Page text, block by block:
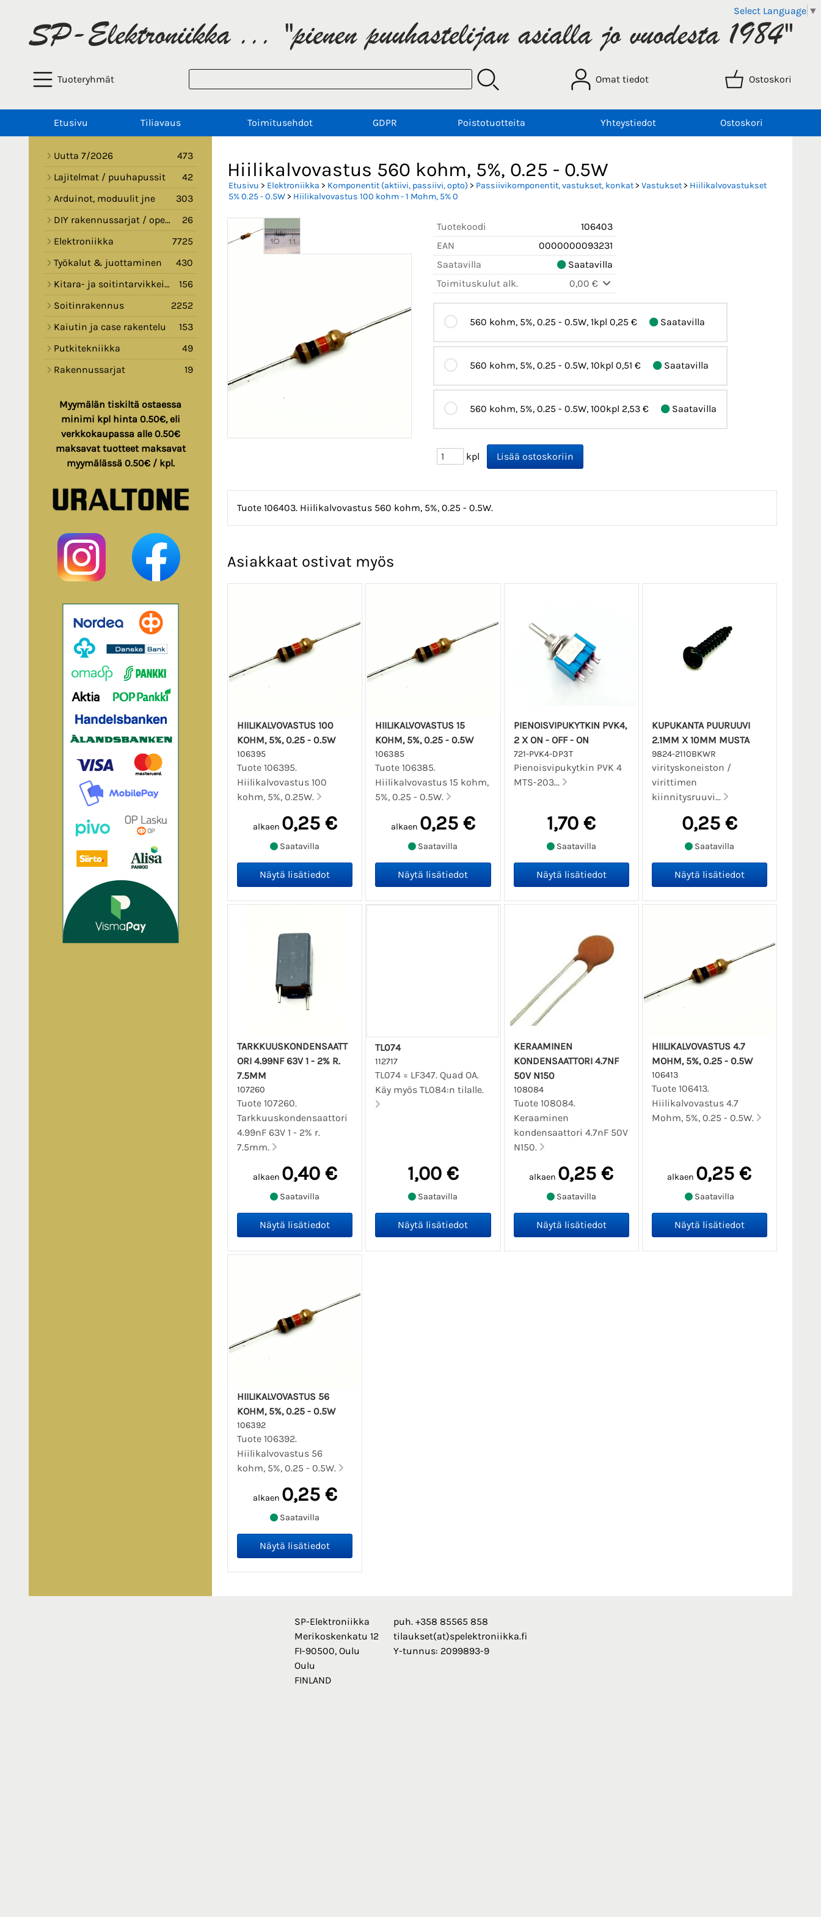
Select Language ▼
Tuoteryhmät Omat tiedot Ostoskori
Etusivu Tiliavaus Toimitusehdot GDPR Poistotuotteita Yhteystiedot Ostoskori
Uutta 7/2026
473
Lajitelmat / puuhapussit
42
Arduinot, moduulit jne
303
DIY rakennussarjat / opetussarjat
26
Elektroniikka
7725
Työkalut & juottaminen
430
Kitara- ja soitintarvikkeita
156
Soitinrakennus
2252
Kaiutin ja case rakentelu
153
Putkitekniikka
49
Rakennussarjat
19
Myymälän tiskiltä ostaessa
minimi kpl hinta 0.50€, eli
verkkokaupassa alle 0.50€
maksavat tuotteet maksavat
myymälässä 0.50€ / kpl.
Hiilikalvovastus 560 kohm, 5%, 0.25 - 0.5W
Etusivu > Elektroniikka > Komponentit (aktiivi, passiivi, opto) > Passiivikomponentit, vastukset, konkat> Vastukset> Hiilikalvovastukset
5% 0.25 - 0.5W> Hiilikalvovastus 100 kohm - 1 Mohm, 5% 0
Tuotekoodi
106403
EAN
0000000093231
Saatavilla
Saatavilla
Toimituskulut alk.
0,00 €
560 kohm, 5%, 0.25 - 0.5W, 1kpl 0,25 € Saatavilla
560 kohm, 5%, 0.25 - 0.5W, 10kpl 0,51 € Saatavilla
560 kohm, 5%, 0.25 - 0.5W, 100kpl 2,53 € Saatavilla
kpl
Tuote 106403. Hiilikalvovastus 560 kohm, 5%, 0.25 - 0.5W.
Asiakkaat ostivat myös
HIILIKALVOVASTUS 100
KOHM, 5%, 0.25 - 0.5W
106395
Tuote 106395.
Hiilikalvovastus 100
kohm, 5%, 0.25W.
alkaen 0,25 €
Saatavilla
HIILIKALVOVASTUS 15
KOHM, 5%, 0.25 - 0.5W
106385
Tuote 106385.
Hiilikalvovastus 15 kohm,
5%, 0.25 - 0.5W.
alkaen 0,25 €
Saatavilla
PIENOISVIPUKYTKIN PVK4,
2 X ON - OFF - ON
721-PVK4-DP3T
Pienoisvipukytkin PVK 4
MTS-203...
1,70 €
Saatavilla
KUPUKANTA PUURUUVI
2.1MM X 10MM MUSTA
9824-2110BKWR
virityskoneiston /
virittimen
kiinnitysruuvi...
0,25 €
Saatavilla
TARKKUUSKONDENSAATT
ORI 4.99NF 63V 1 - 2% R.
7.5MM
107260
Tuote 107260.
Tarkkuuskondensaattori
4.99nF 63V 1 - 2% r.
7.5mm.
alkaen 0,40 €
Saatavilla
TL074
112717
TL074 = LF347. Quad OA.
Käy myös TL084:n tilalle.
1,00 €
Saatavilla
KERAAMINEN
KONDENSAATTORI 4.7NF
50V N150
108084
Tuote 108084.
Keraaminen
kondensaattori 4.7nF 50V
N150.
alkaen 0,25 €
Saatavilla
HIILIKALVOVASTUS 4.7
MOHM, 5%, 0.25 - 0.5W
106413
Tuote 106413.
Hiilikalvovastus 4.7
Mohm, 5%, 0.25 - 0.5W.
alkaen 0,25 €
Saatavilla
HIILIKALVOVASTUS 56
KOHM, 5%, 0.25 - 0.5W
106392
Tuote 106392.
Hiilikalvovastus 56
kohm, 5%, 0.25 - 0.5W.
alkaen 0,25 €
Saatavilla
SP-Elektroniikka
Merikoskenkatu 12
FI-90500, Oulu
Oulu
FINLAND
puh. +358 85565 858
tilaukset(at)spelektroniikka.fi
Y-tunnus: 2099893-9